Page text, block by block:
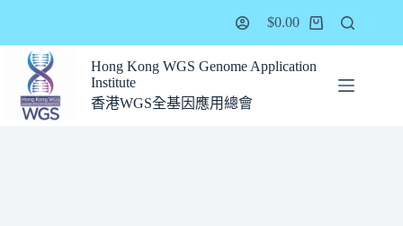
$0.00
Hong Kong WGS Genome Application
Institute
香港WGS全基因應用總會